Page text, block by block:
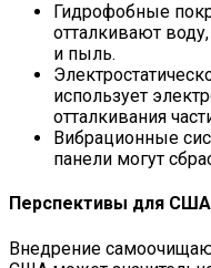
Гидрофобные
отталкивают
и пыль.
использует
отталкивания
Вибрационные
панели могут
Перспективы для США
Внедрение